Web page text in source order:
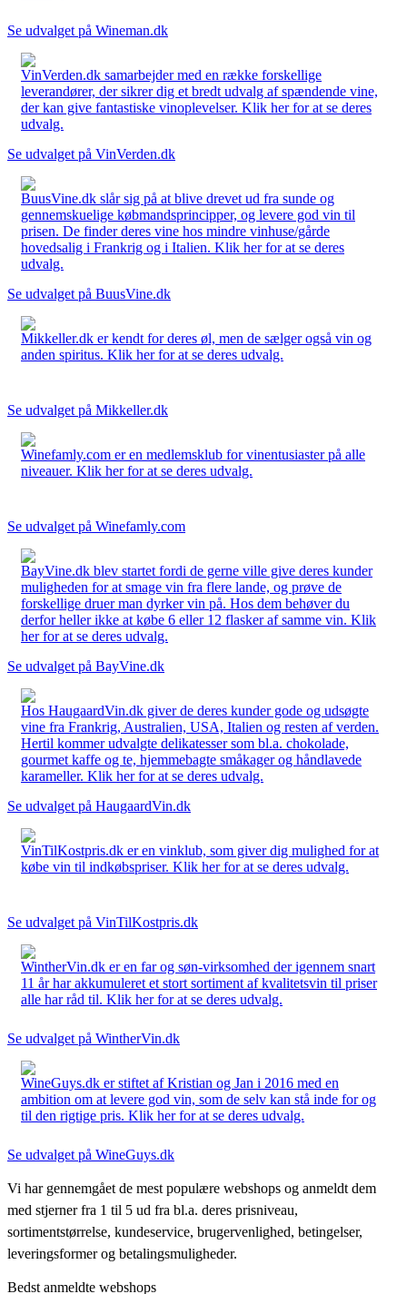
Se udvalget på Wineman.dk
VinVerden.dk samarbejder med en række forskellige
leverandører, der sikrer dig et bredt udvalg af spændende vine,
der kan give fantastiske vinoplevelser. Klik her for at se deres
udvalg.
Se udvalget på VinVerden.dk
BuusVine.dk slår sig på at blive drevet ud fra sunde og
gennemskuelige købmandsprincipper, og levere god vin til
prisen. De finder deres vine hos mindre vinhuse/gårde
hovedsalig i Frankrig og i Italien. Klik her for at se deres
udvalg.
Se udvalget på BuusVine.dk
Mikkeller.dk er kendt for deres øl, men de sælger også vin og
anden spiritus. Klik her for at se deres udvalg.
Se udvalget på Mikkeller.dk
Winefamly.com er en medlemsklub for vinentusiaster på alle
niveauer. Klik her for at se deres udvalg.
Se udvalget på Winefamly.com
BayVine.dk blev startet fordi de gerne ville give deres kunder
muligheden for at smage vin fra flere lande, og prøve de
forskellige druer man dyrker vin på. Hos dem behøver du
derfor heller ikke at købe 6 eller 12 flasker af samme vin. Klik
her for at se deres udvalg.
Se udvalget på BayVine.dk
Hos HaugaardVin.dk giver de deres kunder gode og udsøgte
vine fra Frankrig, Australien, USA, Italien og resten af verden.
Hertil kommer udvalgte delikatesser som bl.a. chokolade,
gourmet kaffe og te, hjemmebagte småkager og håndlavede
karameller. Klik her for at se deres udvalg.
Se udvalget på HaugaardVin.dk
VinTilKostpris.dk er en vinklub, som giver dig mulighed for at
købe vin til indkøbspriser. Klik her for at se deres udvalg.
Se udvalget på VinTilKostpris.dk
WintherVin.dk er en far og søn-virksomhed der igennem snart
11 år har akkumuleret et stort sortiment af kvalitetsvin til priser
alle har råd til. Klik her for at se deres udvalg.
Se udvalget på WintherVin.dk
WineGuys.dk er stiftet af Kristian og Jan i 2016 med en
ambition om at levere god vin, som de selv kan stå inde for og
til den rigtige pris. Klik her for at se deres udvalg.
Se udvalget på WineGuys.dk
Vi har gennemgået de mest populære webshops og anmeldt dem
med stjerner fra 1 til 5 ud fra bl.a. deres prisniveau,
sortimentstørrelse, kundeservice, brugervenlighed, betingelser,
leveringsformer og betalingsmuligheder.
Bedst anmeldte webshops